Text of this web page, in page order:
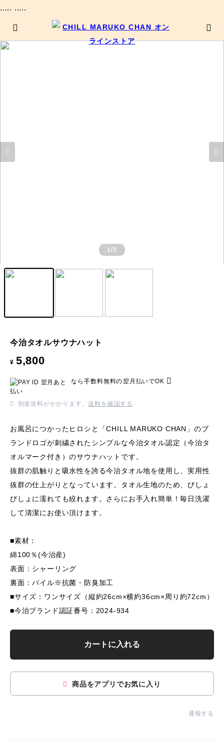
..... .....
1/3
今治タオルサウナハット
¥ 5,800
なら 手数料無料の翌月払いでOK
別途送料がかかります。 送料を確認する
お風呂につかったヒロシと「CHILL MARUKO CHAN」のブ
ランドロゴが刺繍されたシンプルな今治タオル認定（今治タ
オルマーク付き）のサウナハットです。
抜群の肌触りと吸水性を誇る今治タオル地を使用し、実用性
抜群の仕上がりとなっています。タオル生地のため、びしょ
びしょに濡れても絞れます。さらにお手入れ簡単！毎日洗濯
して清潔にお使い頂けます。
■素材：
綿100％(今治産)
表面：シャーリング
裏面：パイル※抗菌・防臭加工
■サイズ：ワンサイズ（縦約26cm×横約36cm×周り約72cm）
■今治ブランド認証番号：2024-934
カートに入れる
商品をアプリでお気に入り
通報する